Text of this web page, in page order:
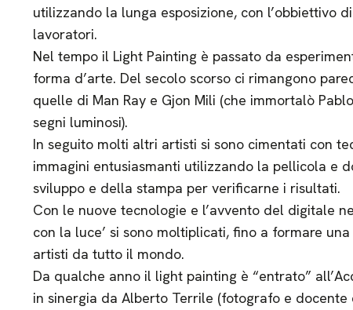
utilizzando la lunga esposizione, con l’obbiettivo
lavoratori.
Nel tempo il Light Painting è passato da
forma d’arte. Del secolo scorso ci rimangono
quelle di Man Ray e Gjon Mili (che immortalò
segni luminosi).
In seguito molti altri artisti si sono cimentati con
immagini entusiasmanti utilizzando la pellicola e
sviluppo e della stampa per verificarne i risultati.
Con le nuove tecnologie e l’avvento del digitale
con la luce’ si sono moltiplicati, fino a formare
artisti da tutto il mondo.
Da qualche anno il light painting è “entrato”
in sinergia da Alberto Terrile (fotografo e